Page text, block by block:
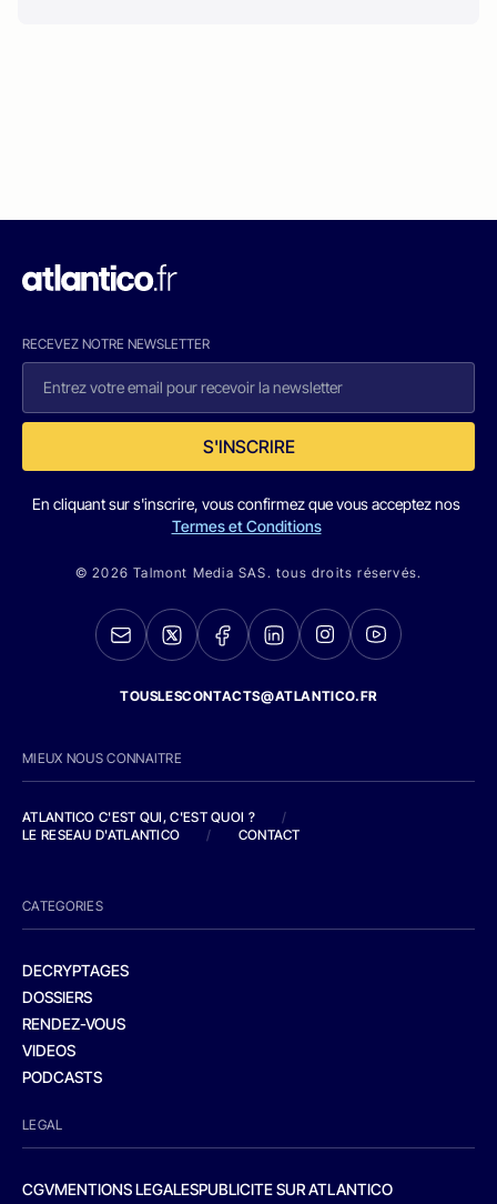
RECEVEZ NOTRE NEWSLETTER
S'INSCRIRE
En cliquant sur s'inscrire, vous confirmez que vous acceptez nos
Termes et Conditions
© 2026 Talmont Media SAS. tous droits réservés.
TOUSLESCONTACTS@ATLANTICO.FR
MIEUX NOUS CONNAITRE
ATLANTICO C'EST QUI, C'EST QUOI ?
/
LE RESEAU D'ATLANTICO
/ CONTACT
CATEGORIES
DECRYPTAGES
DOSSIERS
RENDEZ-VOUS
VIDEOS
PODCASTS
LEGAL
CGVMENTIONS LEGALESPUBLICITE SUR ATLANTICO